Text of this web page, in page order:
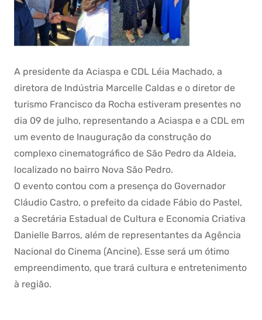
A presidente da Aciaspa e CDL Léia Machado, a
diretora de Indústria Marcelle Caldas e o diretor de
turismo Francisco da Rocha estiveram presentes no
dia 09 de julho, representando a Aciaspa e a CDL em
um evento de Inauguração da construção do
complexo cinematográfico de São Pedro da Aldeia,
localizado no bairro Nova São Pedro.
O evento contou com a presença do Governador
Cláudio Castro, o prefeito da cidade Fábio do Pastel,
a Secretária Estadual de Cultura e Economia Criativa
Danielle Barros, além de representantes da Agência
Nacional do Cinema (Ancine). Esse será um ótimo
empreendimento, que trará cultura e entretenimento
à região.